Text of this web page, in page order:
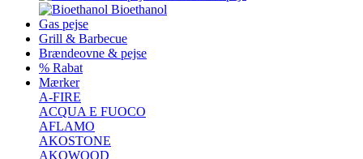
Bioethanol
Gas pejse
Grill & Barbecue
Brændeovne & pejse
% Rabat
Mærker
A-FIRE
ACQUA E FUOCO
AFLAMO
AKOSTONE
AKOWOOD